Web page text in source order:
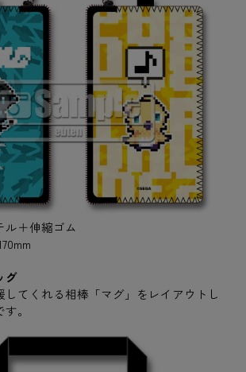
ル＋伸縮ゴム
グ
してくれる相棒「マグ」をレイアウトし
。